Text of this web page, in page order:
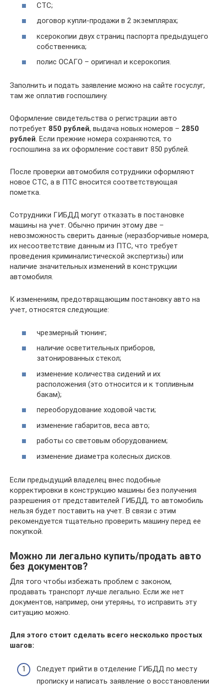
СТС;
договор купли-продажи в 2 экземплярах;
ксерокопии двух страниц паспорта предыдущего
собственника;
полис ОСАГО – оригинал и ксерокопия.
Заполнить и подать заявление можно на сайте госуслуг,
там же оплатив госпошлину.
Оформление свидетельства о регистрации авто
потребует 850 рублей, выдача новых номеров – 2850
рублей. Если прежние номера сохраняются, то
госпошлина за их оформление составит 850 рублей.
После проверки автомобиля сотрудники оформляют
новое СТС, а в ПТС вносится соответствующая
пометка.
Сотрудники ГИБДД могут отказать в постановке
машины на учет. Обычно причин этому две –
невозможность сверить данные (неразборчивые номера,
их несоответствие данным из ПТС, что требует
проведения криминалистической экспертизы) или
наличие значительных изменений в конструкции
автомобиля.
К изменениям, предотвращающим постановку авто на
учет, относятся следующие:
чрезмерный тюнинг;
наличие осветительных приборов,
затонированных стекол;
изменение количества сидений и их
расположения (это относится и к топливным
бакам);
переоборудование ходовой части;
изменение габаритов, веса авто;
работы со световым оборудованием;
изменение диаметра колесных дисков.
Если предыдущий владелец внес подобные
корректировки в конструкцию машины без получения
разрешения от представителей ГИБДД, то автомобиль
нельзя будет поставить на учет. В связи с этим
рекомендуется тщательно проверить машину перед ее
покупкой.
Можно ли легально купить/продать авто
без документов?
Для того чтобы избежать проблем с законом,
продавать транспорт лучше легально. Если же нет
документов, например, они утеряны, то исправить эту
ситуацию можно.
Для этого стоит сделать всего несколько простых
шагов:
Следует прийти в отделение ГИБДД по месту
прописку и написать заявление о восстановлении